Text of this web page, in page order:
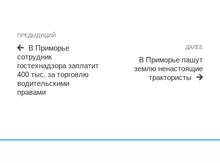
по
записям
Предыдущая
запись
ПРЕДЫДУЩИЙ
В Приморье
сотрудник
гостехнадзора заплатит
400 тыс. за торговлю
водительскими
правами
ДАЛЕЕ
В Приморье пашут
землю ненастоящие
трактористы